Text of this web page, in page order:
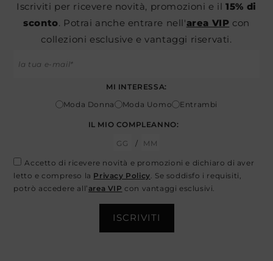
Iscriviti per ricevere novità, promozioni e il15% di
sconto. Potrai anche entrare nell'area VIP con
collezioni esclusive e vantaggi riservati.
MI INTERESSA:
Moda Donna
Moda Uomo Entrambi
IL MIO COMPLEANNO:
/
Accetto di ricevere novità e promozioni e dichiaro di aver
letto e compreso la Privacy Policy. Se soddisfo i requisiti,
potrò accedere all’area VIP con vantaggi esclusivi.